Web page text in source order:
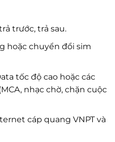
trước, trả sau.
hoặc chuyển đổi sim
tốc độ cao hoặc các
nhạc chờ, chặn cuộc
cáp quang VNPT và